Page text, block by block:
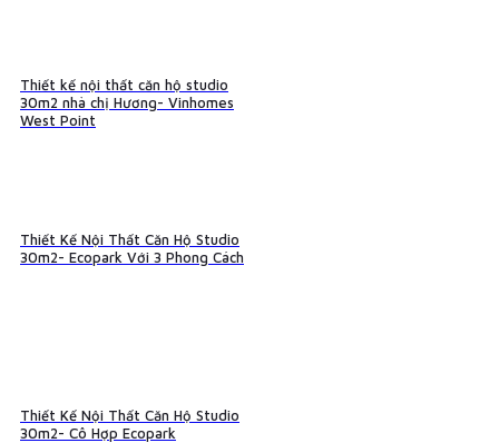
Thiết kế nội thất căn hộ studio
30m2 nhà chị Hương- Vinhomes
West Point
Thiết Kế Nội Thất Căn Hộ Studio
30m2- Ecopark Với 3 Phong Cách
Thiết Kế Nội Thất Căn Hộ Studio
30m2- Cô Hợp Ecopark